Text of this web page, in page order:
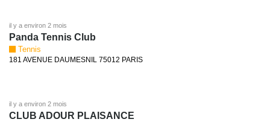
il y a environ 2 mois
Panda Tennis Club
Tennis
181 AVENUE DAUMESNIL 75012 PARIS
il y a environ 2 mois
CLUB ADOUR PLAISANCE